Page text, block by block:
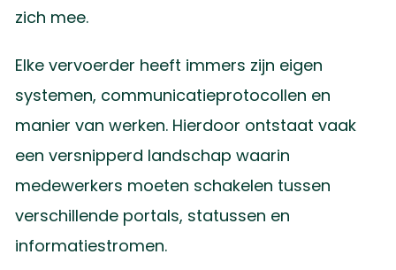
zich mee.
Elke vervoerder heeft immers zijn eigen
systemen, communicatieprotocollen en
manier van werken. Hierdoor ontstaat vaak
een versnipperd landschap waarin
medewerkers moeten schakelen tussen
verschillende portals, statussen en
informatiestromen.